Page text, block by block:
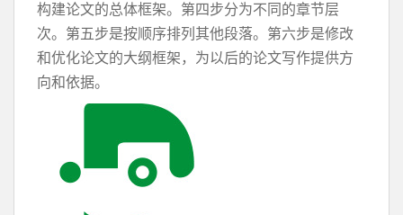
构建论文的总体框架。第四步分为不同的章节层
次。第五步是按顺序排列其他段落。第六步是修改
和优化论文的大纲框架，为以后的论文写作提供方
向和依据。